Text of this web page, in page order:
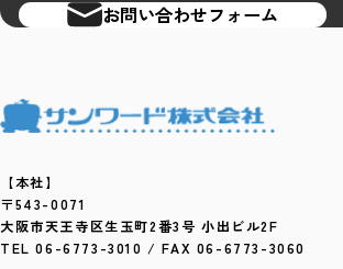
お問い合わせフォーム
【本社】
〒543-0071
大阪市天王寺区生玉町2番3号 小出ビル2F
TEL 06-6773-3010 / FAX 06-6773-3060